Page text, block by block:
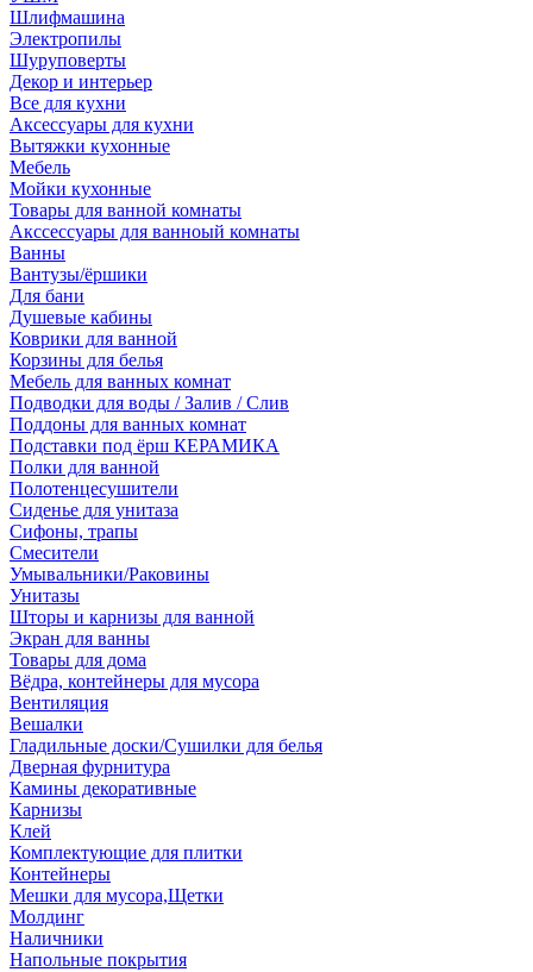
Шлифмашина
Электропилы
Шуруповерты
Декор и интерьер
Все для кухни
Аксессуары для кухни
Вытяжки кухонные
Мебель
Мойки кухонные
Товары для ванной комнаты
Акссессуары для ванноый комнаты
Ванны
Вантузы/ёршики
Для бани
Душевые кабины
Коврики для ванной
Корзины для белья
Мебель для ванных комнат
Подводки для воды / Залив / Слив
Поддоны для ванных комнат
Подставки под ёрш КЕРАМИКА
Полки для ванной
Полотенцесушители
Сиденье для унитаза
Сифоны, трапы
Смесители
Умывальники/Раковины
Унитазы
Шторы и карнизы для ванной
Экран для ванны
Товары для дома
Вёдра, контейнеры для мусора
Вентиляция
Вешалки
Гладильные доски/Сушилки для белья
Дверная фурнитура
Камины декоративные
Карнизы
Клей
Комплектующие для плитки
Контейнеры
Мешки для мусора,Щетки
Молдинг
Наличники
Напольные покрытия